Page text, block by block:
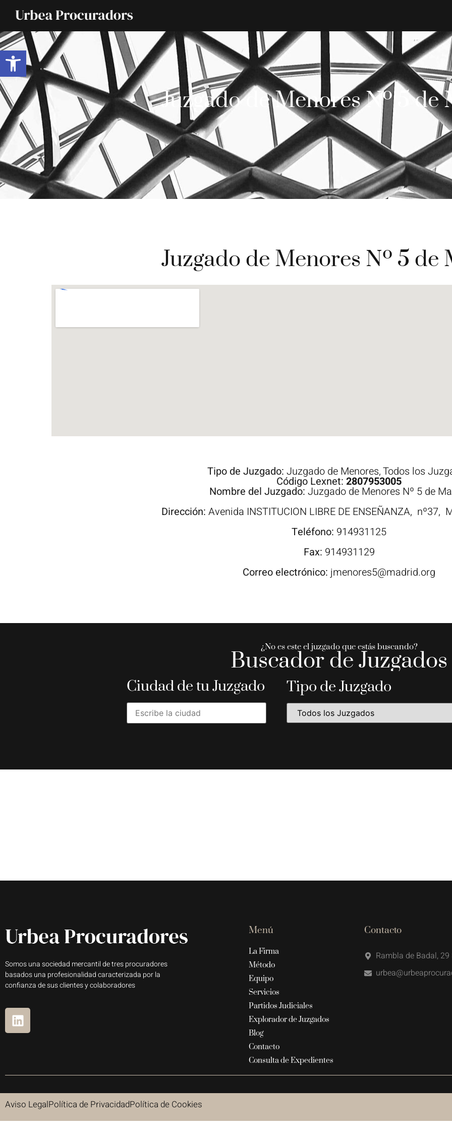
Abrir barra de herramientas
Juzgado de Menores Nº 5 de
Juzgado de Menores Nº 5 de
Tipo de Juzgado: Juzgado de Menores,Todos los
Código Lexnet: 2807953005
Nombre del Juzgado: Juzgado de Menores Nº 5 de
Dirección: Avenida INSTITUCION LIBRE DE ENSEÑANZA, nº37,
Teléfono: 914931125
Fax: 914931129
Correo electrónico: jmenores5@madrid.org
¿No es este el juzgado que estás buscando?
Buscador de Juzgados
Ciudad de tu Juzgado Tipo de Juzgado
Somos una sociedad mercantil de tres procuradores
basados una profesionalidad caracterizada por la
confianza de sus clientes y colaboradores
Menú
La Firma
Método
Equipo
Servicios
Partidos Judiciales
Explorador de Juzgados
Blog
Contacto
Consulta de Expedientes
Contacto
Rambla de Badal,
Aviso LegalPolítica de PrivacidadPolítica de Cookies